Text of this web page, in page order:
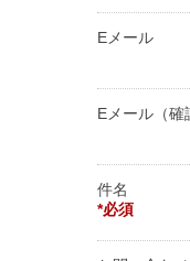
Eメール
Eメール（確
件名
必須